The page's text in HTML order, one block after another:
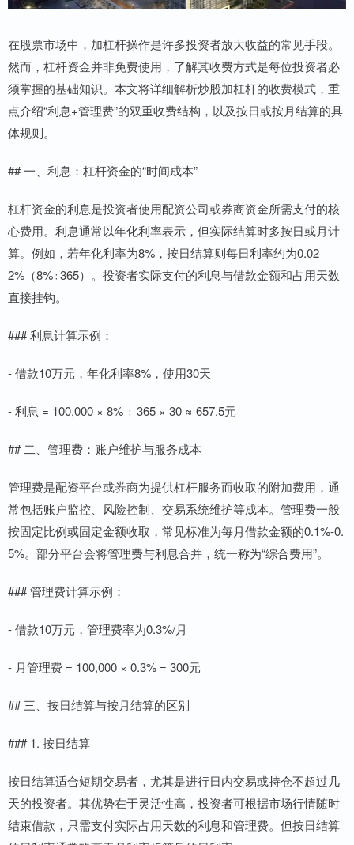
在股票市场中，加杠杆操作是许多投资者放大收益的常见手段。
然而，杠杆资金并非免费使用，了解其收费方式是每位投资者必
须掌握的基础知识。本文将详细解析炒股加杠杆的收费模式，重
点介绍“利息+管理费”的双重收费结构，以及按日或按月结算的具
体规则。
## 一、利息：杠杆资金的“时间成本”
杠杆资金的利息是投资者使用配资公司或券商资金所需支付的核
心费用。利息通常以年化利率表示，但实际结算时多按日或月计
算。例如，若年化利率为8%，按日结算则每日利率约为0.02
2%（8%÷365）。投资者实际支付的利息与借款金额和占用天数
直接挂钩。
### 利息计算示例：
- 借款10万元，年化利率8%，使用30天
- 利息 = 100,000 × 8% ÷ 365 × 30 ≈ 657.5元
## 二、管理费：账户维护与服务成本
管理费是配资平台或券商为提供杠杆服务而收取的附加费用，通
常包括账户监控、风险控制、交易系统维护等成本。管理费一般
按固定比例或固定金额收取，常见标准为每月借款金额的0.1%-0.
5%。部分平台会将管理费与利息合并，统一称为“综合费用”。
### 管理费计算示例：
- 借款10万元，管理费率为0.3%/月
- 月管理费 = 100,000 × 0.3% = 300元
## 三、按日结算与按月结算的区别
### 1. 按日结算
按日结算适合短期交易者，尤其是进行日内交易或持仓不超过几
天的投资者。其优势在于灵活性高，投资者可根据市场行情随时
结束借款，只需支付实际占用天数的利息和管理费。但按日结算